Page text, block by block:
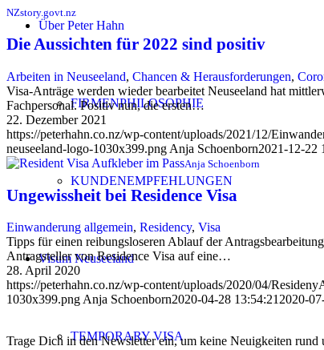
Über Peter Hahn
FIRMENPHILOSOPHIE
KUNDENEMPFEHLUNGEN
Visum Neuseeland
TEMPORARY VISA
NZstory.govt.nz
Die Aussichten für 2022 sind positiv
Arbeiten in Neuseeland, Chancen & Herausforderungen,
Visa-Anträge werden wieder bearbeitet Neuseeland hat
Fachpersonal. Positiv nun, die ersten…
22. Dezember 2021
https://peterhahn.co.nz/wp-content/uploads/2021/12/
neuseeland-logo-1030x399.png Anja Schoenborn2021-12-22
Anja Schoenborn
Ungewissheit bei Residence Visa
Einwanderung allgemein, Residency, Visa
Tipps für einen reibungsloseren Ablauf der
Antragsteller von Residence Visa auf eine…
28. April 2020
https://peterhahn.co.nz/wp-content/uploads/2020/04/
1030x399.png Anja Schoenborn2020-04-28 13:54:21 2020-
Trage Dich in den Newsletter ein, um keine Neuigkeiten rund